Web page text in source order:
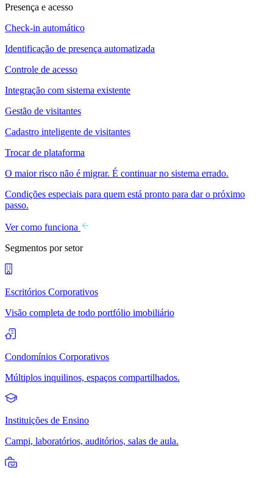
Presença e acesso
Check-in automático
Identificação de presença automatizada
Controle de acesso
Integração com sistema existente
Gestão de visitantes
Cadastro inteligente de visitantes
Trocar de plataforma
O maior risco não é migrar. É continuar no sistema errado.
Condições especiais para quem está pronto para dar o próximo
passo.
Ver como funciona
Segmentos por setor
Escritórios Corporativos
Visão completa de todo portfólio imobiliário
Condomínios Corporativos
Múltiplos inquilinos, espaços compartilhados.
Instituições de Ensino
Campi, laboratórios, auditórios, salas de aula.